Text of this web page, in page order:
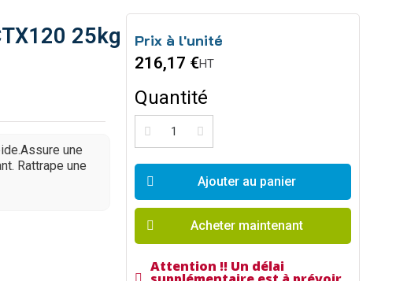
25kg
une
Rattrape une
Prix à l'unité
216,17 €HT
Quantité
Ajouter au panier
Acheter maintenant
Attention !! Un délai